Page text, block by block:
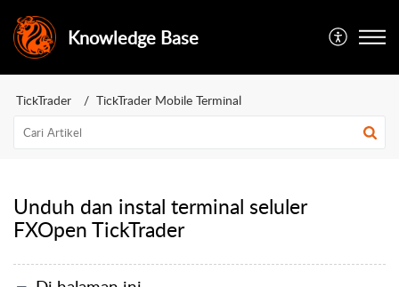
Knowledge Base
TickTrader TickTrader Mobile Terminal
Unduh dan instal terminal seluler
FXOpen TickTrader